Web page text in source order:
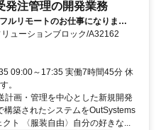
発注管理の開発業務
ルリモートのお仕事になりま
！
ューションブロック/A32162
09:00～17:35 実働7時間45分 休
。
計画・管理を中心とした新規開発
構築されたシステムをOutSystems
ト 〈服装自由〉自分の好きな...